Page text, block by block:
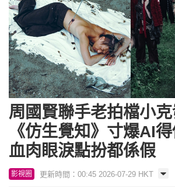
周國賢聯手老拍檔小
《仿生覺知》寸爆AI
血肉眼淚點扮都係假
影視圈 更新時間：00:45 2026-07-29 HKT